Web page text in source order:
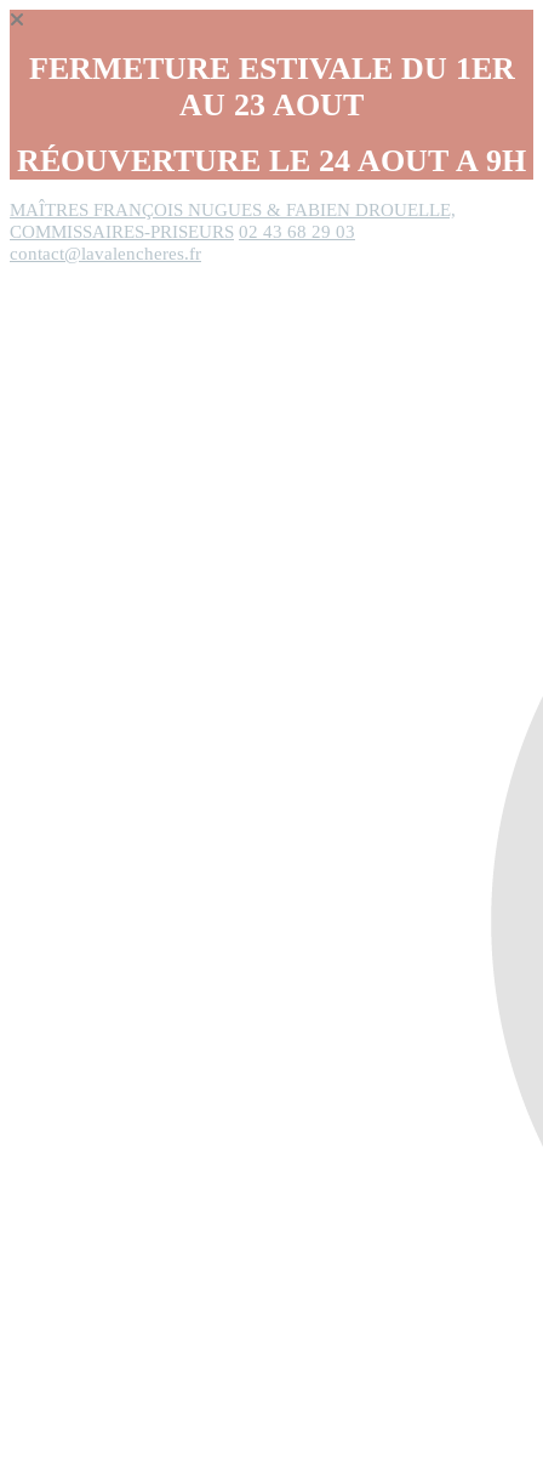
FERMETURE ESTIVALE DU 1ER
AU 23 AOUT
RÉOUVERTURE LE 24 AOUT A 9H
MAÎTRES FRANÇOIS NUGUES & FABIEN DROUELLE,
COMMISSAIRES-PRISEURS 02 43 68 29 03
contact@lavalencheres.fr
Panneau de gestion des cookies